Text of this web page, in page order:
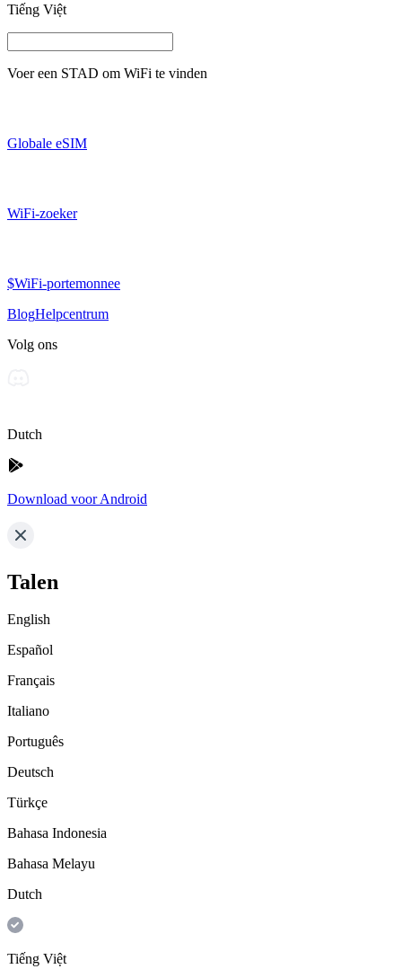
Tiếng Việt
Voer een STAD om WiFi te vinden
Globale eSIM
WiFi-zoeker
$WiFi-portemonnee
BlogHelpcentrum
Volg ons
Dutch
Download voor Android
Talen
English
Español
Français
Italiano
Português
Deutsch
Türkçe
Bahasa Indonesia
Bahasa Melayu
Dutch
Tiếng Việt